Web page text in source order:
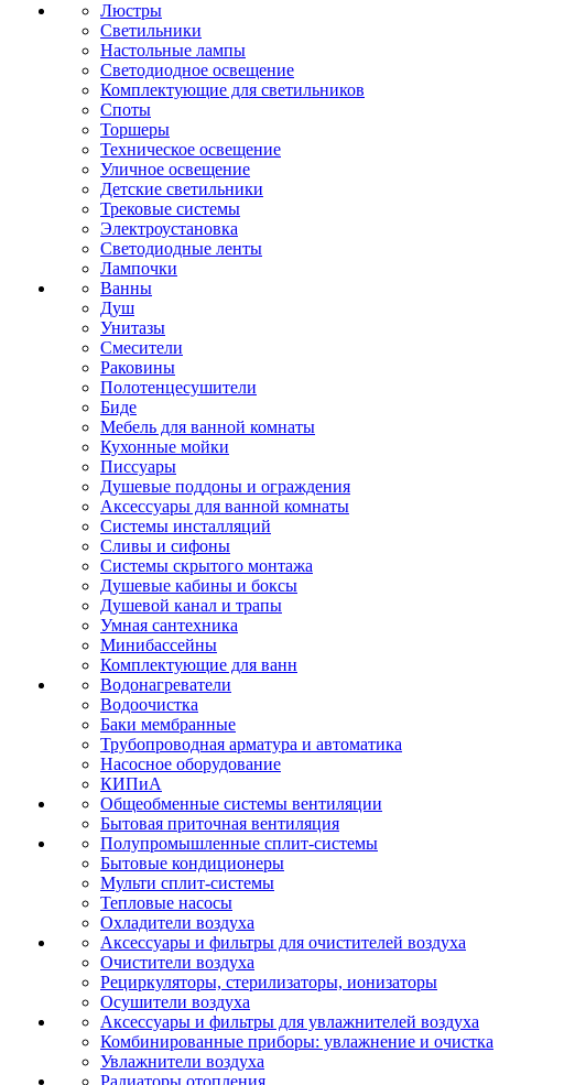
Люстры
Светильники
Настольные лампы
Светодиодное освещение
Комплектующие для светильников
Споты
Торшеры
Техническое освещение
Уличное освещение
Детские светильники
Трековые системы
Электроустановка
Светодиодные ленты
Лампочки
Ванны
Душ
Унитазы
Смесители
Раковины
Полотенцесушители
Биде
Мебель для ванной комнаты
Кухонные мойки
Писсуары
Душевые поддоны и ограждения
Аксессуары для ванной комнаты
Системы инсталляций
Сливы и сифоны
Системы скрытого монтажа
Душевые кабины и боксы
Душевой канал и трапы
Умная сантехника
Минибассейны
Комплектующие для ванн
Водонагреватели
Водоочистка
Баки мембранные
Трубопроводная арматура и автоматика
Насосное оборудование
КИПиА
Общеобменные системы вентиляции
Бытовая приточная вентиляция
Полупромышленные сплит-системы
Бытовые кондиционеры
Мульти сплит-системы
Тепловые насосы
Охладители воздуха
Аксессуары и фильтры для очистителей воздуха
Очистители воздуха
Рециркуляторы, стерилизаторы, ионизаторы
Осушители воздуха
Аксессуары и фильтры для увлажнителей воздуха
Комбинированные приборы: увлажнение и очистка
Увлажнители воздуха
Радиаторы отопления